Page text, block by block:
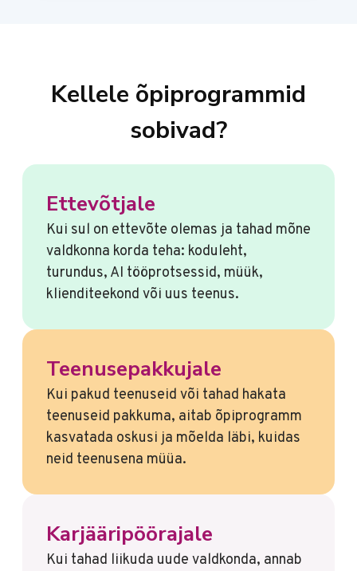
Kellele õpiprogrammid
sobivad?
Ettevõtjale
Kui sul on ettevõte olemas ja tahad mõne
valdkonna korda teha: koduleht,
turundus, AI tööprotsessid, müük,
klienditeekond või uus teenus.
Teenusepakkujale
Kui pakud teenuseid või tahad hakata
teenuseid pakkuma, aitab õpiprogramm
kasvatada oskusi ja mõelda läbi, kuidas
neid teenusena müüa.
Karjääripöörajale
Kui tahad liikuda uude valdkonda, annab